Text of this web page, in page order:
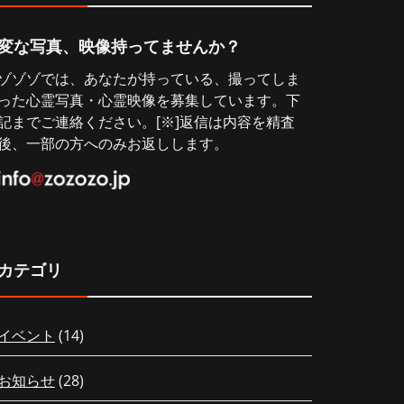
な写真、映像持ってませんか？
ゾゾでは、あなたが持っている、撮ってしま
た心霊写真・心霊映像を募集しています。下
までご連絡ください。[※]返信は内容を精査
、一部の方へのみお返しします。
テゴリ
ベント (14)
知らせ(28)